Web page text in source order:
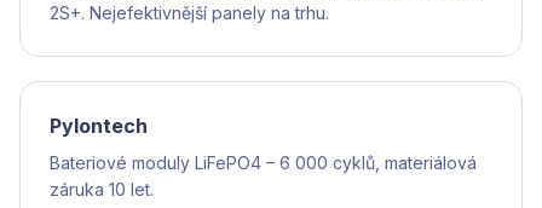
2S+. Nejefektivnější panely na trhu.
Pylontech
Bateriové moduly LiFePO4 – 6 000 cyklů, materiálová
záruka 10 let.